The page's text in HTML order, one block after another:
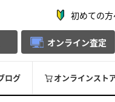
初めての方
オンライン査定
ログ オンラインスト